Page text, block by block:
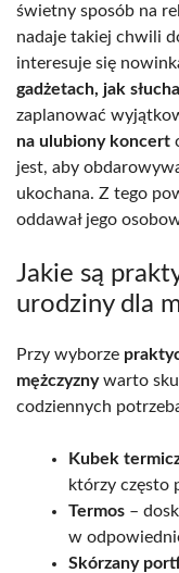
świetny sposób na
nadaje takiej chwili
interesuje się
gadżetach, jak
zaplanować
na ulubiony koncert
jest, aby
ukochana. Z tego
oddawał jego
Jakie są
urodziny dla
Przy wyborze
mężczyznywarto
codziennych
Kubek
którzy często
Termos –
w
Skórzany